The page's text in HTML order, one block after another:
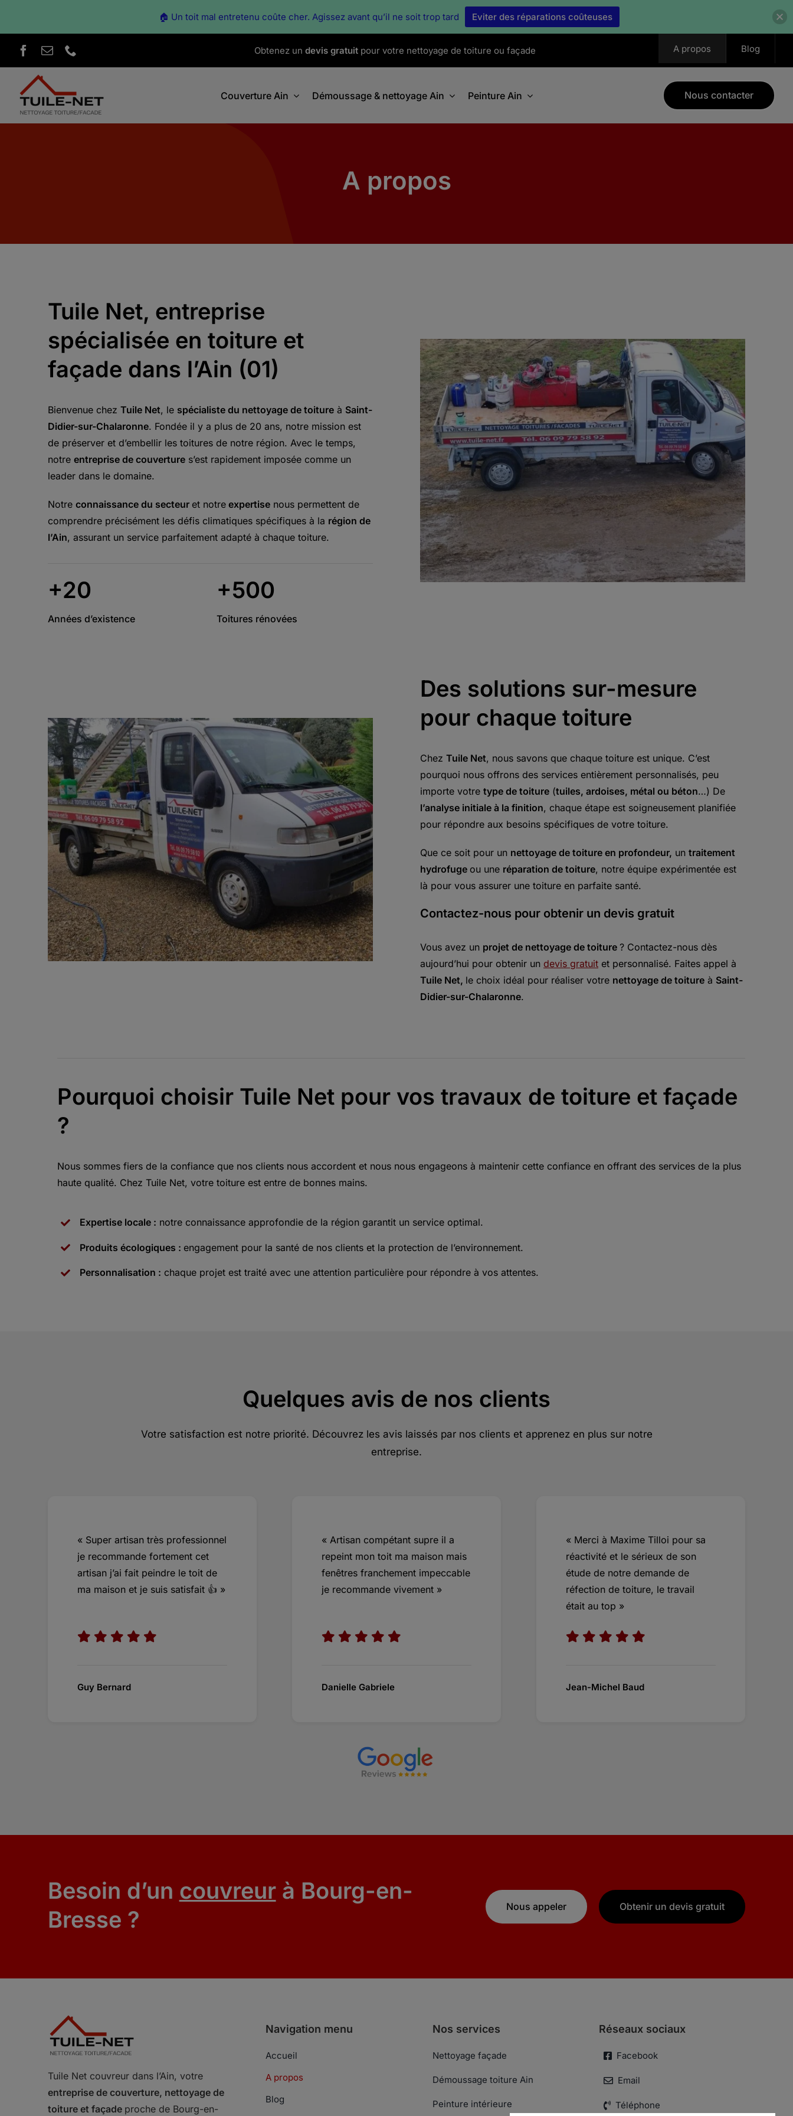
Obtenez un devis gratuitpour votre nettoyage de toiture ou façade A propos Blog
Couverture Ain Démoussage & nettoyage Ain Peinture Ain Nous contacter
A propos
Tuile Net, entreprise
spécialisée en toiture et
façade dans l’Ain (01)
Bienvenue chez Tuile Net, le spécialiste du nettoyage de toitureà Saint-
Didier-sur-Chalaronne. Fondée il y a plus de 20 ans, notre mission est
de préserver et d’embellir les toitures de notre région. Avec le temps,
notre entreprise de couvertures’est rapidement imposée comme un
leader dans le domaine.
Notre connaissance du secteur et notreexpertisenous permettent de
comprendre précisément les défis climatiques spécifiques à la région de
l’Ain, assurant un service parfaitement adapté à chaque toiture.
+20
Années d’existence
+500
Toitures rénovées
Des solutions sur-mesure
pour chaque toiture
Chez Tuile Net, nous savons que chaque toiture est unique. C’est
pourquoi nous offrons des services entièrement personnalisés, peu
importe votre type de toiture (tuiles, ardoises, métal ou béton…) De
l’analyse initiale à la finition, chaque étape est soigneusement planifiée
pour répondre aux besoins spécifiques de votre toiture.
Que ce soit pour un nettoyage de toiture en profondeur, un traitement
hydrofuge ou une réparation de toiture, notre équipe expérimentée est
là pour vous assurer une toiture en parfaite santé.
Contactez-nous pour obtenir un devis gratuit
Vous avez un projet de nettoyage de toiture ? Contactez-nous dès
aujourd’hui pour obtenir un devis gratuit et personnalisé. Faites appel à
Tuile Net, le choix idéal pour réaliser votre nettoyage de toiture à Saint-
Didier-sur-Chalaronne.
Pourquoi choisir Tuile Net pour vos travaux de toiture et façade
?
Nous sommes fiers de la confiance que nos clients nous accordent et nous nous engageons à maintenir cette confiance en offrant des services de la plus
haute qualité. Chez Tuile Net, votre toiture est entre de bonnes mains.
Expertise locale : notre connaissance approfondie de la région garantit un service optimal.
Produits écologiques : engagement pour la santé de nos clients et la protection de l’environnement.
Personnalisation : chaque projet est traité avec une attention particulière pour répondre à vos attentes.
Quelques avis de nos clients
Votre satisfaction est notre priorité. Découvrez les avis laissés par nos clients et apprenez en plus sur notre
entreprise.
« Super artisan très professionnel
je recommande fortement cet
artisan j’ai fait peindre le toit de
ma maison et je suis satisfait 👍 »
Guy Bernard
« Artisan compétant supre il a
repeint mon toit ma maison mais
fenêtres franchement impeccable
je recommande vivement »
Danielle Gabriele
« Merci à Maxime Tilloi pour sa
réactivité et le sérieux de son
étude de notre demande de
réfection de toiture, le travail
était au top »
Jean-Michel Baud
Besoin d’un couvreurà Bourg-en-
Bresse ?
Nous appeler Obtenir un devis gratuit
Tuile Net couvreur dans l’Ain, votre
entreprise de couverture, nettoyage de
toiture et façade proche de Bourg-en-
Navigation menu
Accueil
A propos
Blog
Nos services
Nettoyage façade
Démoussage toiture Ain
Peinture intérieure
Réseaux sociaux
Facebook
Email
Téléphone
🏠 Un toit mal entretenu coûte cher. Agissez avant qu’il ne soit trop tard Eviter des réparations coûteuses